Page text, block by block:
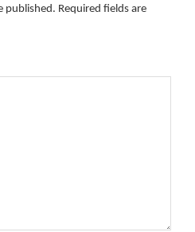
published. Required fields are